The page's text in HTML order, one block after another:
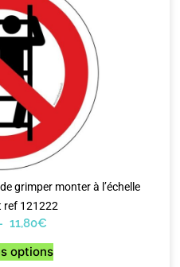
grimper monter à l’échelle
121222
11,80€
options